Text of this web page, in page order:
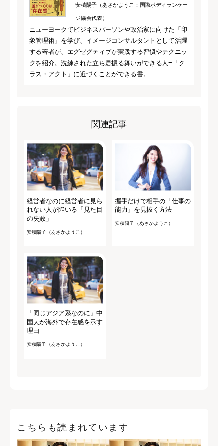
安積陽子（あさかようこ：国際ボディランゲー
ジ協会代表）
ニューヨークでビジネスパーソンや政治家に向けた「印
象管理術」を学び、イメージコンサルタントとして活躍
する著者が、エグゼグティブが実践する習慣やテクニッ
クを紹介。洗練された立ち居振る舞いができる人=「ク
ラス・アクト」に近づくことができる書。
関連記事
経営者なのに経営者に見ら
れない人が陥いる「見た目
の失敗」
安積陽子（あさかようこ）
握手だけで相手の「仕事の
能力」を見抜く方法
安積陽子（あさかようこ）
「同じアジア系なのに」中
国人が海外で存在感を示す
理由
安積陽子（あさかようこ）
こちらも読まれています